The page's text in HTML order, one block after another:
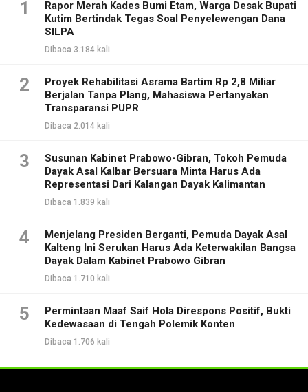
1
Rapor Merah Kades Bumi Etam, Warga Desak Bupati
Kutim Bertindak Tegas Soal Penyelewengan Dana
SILPA
Dibaca 3.184 kali
2
Proyek Rehabilitasi Asrama Bartim Rp 2,8 Miliar
Berjalan Tanpa Plang, Mahasiswa Pertanyakan
Transparansi PUPR
Dibaca 2.014 kali
3
Susunan Kabinet Prabowo-Gibran, Tokoh Pemuda
Dayak Asal Kalbar Bersuara Minta Harus Ada
Representasi Dari Kalangan Dayak Kalimantan
Dibaca 1.839 kali
4
Menjelang Presiden Berganti, Pemuda Dayak Asal
Kalteng Ini Serukan Harus Ada Keterwakilan Bangsa
Dayak Dalam Kabinet Prabowo Gibran
Dibaca 1.710 kali
5
Permintaan Maaf Saif Hola Direspons Positif, Bukti
Kedewasaan di Tengah Polemik Konten
Dibaca 1.706 kali